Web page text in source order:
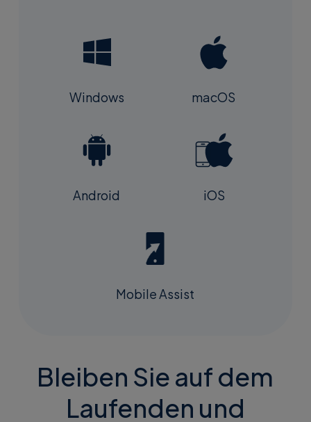
Windows macOS
Android iOS
Mobile Assist
Bleiben Sie auf dem
Laufenden und